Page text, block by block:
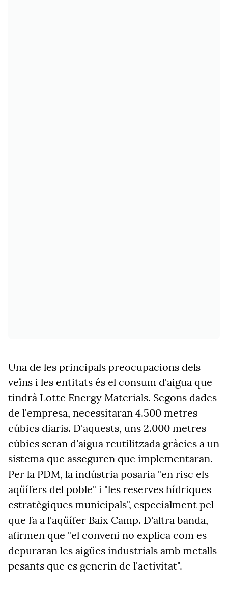
Una de les principals preocupacions dels
veïns i les entitats és el consum d'aigua que
tindrà Lotte Energy Materials. Segons dades
de l'empresa, necessitaran 4.500 metres
cúbics diaris. D'aquests, uns 2.000 metres
cúbics seran d'aigua reutilitzada gràcies a un
sistema que asseguren que implementaran.
Per la PDM, la indústria posaria "en risc els
aqüífers del poble" i "les reserves hídriques
estratègiques municipals", especialment pel
que fa a l'aqüífer Baix Camp. D'altra banda,
afirmen que "el conveni no explica com es
depuraran les aigües industrials amb metalls
pesants que es generin de l'activitat".